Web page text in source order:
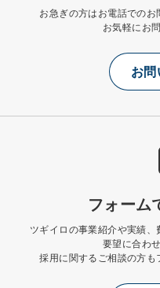
お急ぎの方はお電話でのお
お気軽にお
お
フォーム
ツギイロの事業紹介や実績、
要望に合わ
採用に関するご相談の方も